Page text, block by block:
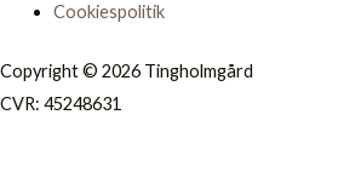
Cookiespolitik
Copyright © 2026 Tingholmgård
CVR: 45248631